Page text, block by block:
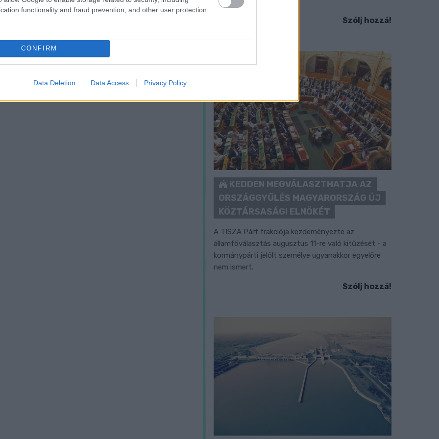
functionality and fraud prevention, and other user protection.
CONFIRM
Data Deletion Data Access Privacy Policy
Szólj hozzá!
KEDDEN MEGVÁLASZTHATJA AZ
ORSZÁGGYŰLÉS MAGYARORSZÁG ÚJ
KÖZTÁRSASÁGI ELNÖKÉT
A TISZA Párt frakciója kezdeményezte az
államfőválasztás augusztus 11-re való kitűzését - a
kormánypárti jelölt személye ugyanakkor egyelőre
nem ismert.
Szólj hozzá!